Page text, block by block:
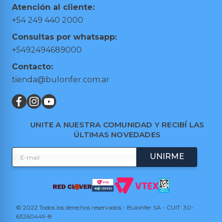
Puntos de retiro
Preguntas frecuentes
Términos y condiciones
Trabajá con nosotros
Atención al cliente:
+54 249 440 2000
Consultas por whatsapp:
+5492494689000
Contacto:
tienda@bulonfer.com.ar
UNITE A NUESTRA COMUNIDAD Y RECIBÍ LAS
ÚLTIMAS NOVEDADES
UNIRME
© 2022 Todos los derechos reservados - Bulonfer SA - CUIT: 30-
63260449-8